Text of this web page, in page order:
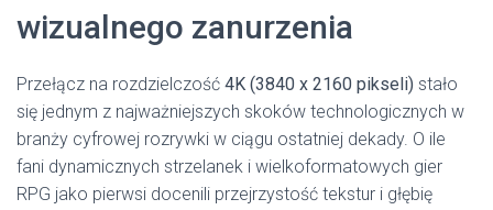
wizualnego zanurzenia
Przełącz na rozdzielczość 4K (3840 x 2160 pikseli) stało
się jednym z najważniejszych skoków technologicznych w
branży cyfrowej rozrywki w ciągu ostatniej dekady. O ile
fani dynamicznych strzelanek i wielkoformatowych gier
RPG jako pierwsi docenili przejrzystość tekstur i głębię